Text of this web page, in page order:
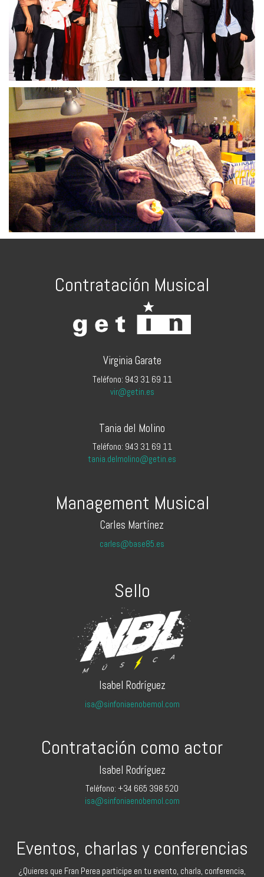
Contratación Musical
Virginia Garate
Teléfono: 943 31 69 11
vir@getin.es
Tania del Molino
Teléfono: 943 31 69 11
tania.delmolino@getin.es
Management Musical
Carles Martínez
carles@base85.es
Sello
Isabel Rodríguez
isa@sinfoniaenobemol.com
Contratación como actor
Isabel Rodríguez
Teléfono: +34 665 398 520
isa@sinfoniaenobemol.com
Eventos, charlas y conferencias
¿Quieres que Fran Perea participe en tu evento, charla, conferencia,